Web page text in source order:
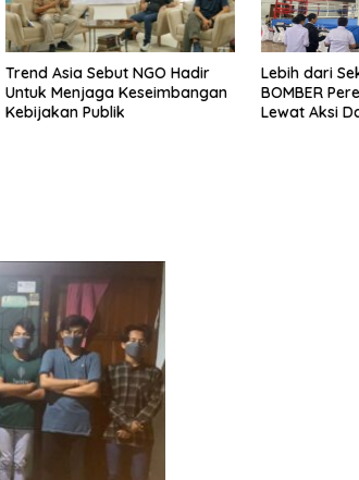
Trend Asia Sebut NGO Hadir
Untuk Menjaga Keseimbangan
Kebijakan Publik
Lebih dari
BOMBER
Lewat Aksi